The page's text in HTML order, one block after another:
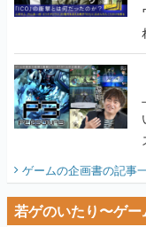
ゲームの企画書の記事
若ゲのいたり〜ゲ